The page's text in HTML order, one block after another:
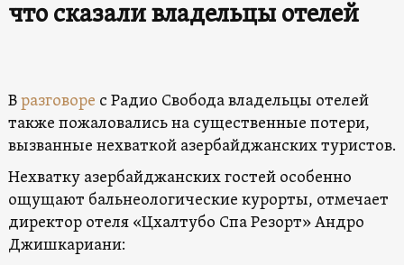
что сказали владельцы отелей
Вразговоре с Радио Свобода владельцы отелей
также пожаловались на существенные потери,
вызванные нехваткой азербайджанских туристов.
Нехватку азербайджанских гостей особенно
ощущают бальнеологические курорты, отмечает
директор отеля «Цхалтубо Спа Резорт» Андро
Джишкариани: